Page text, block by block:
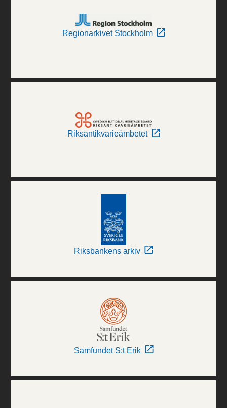
Regionarkivet Stockholm
Riksantikvarieämbetet
Riksbankens arkiv
Samfundet S:t Erik